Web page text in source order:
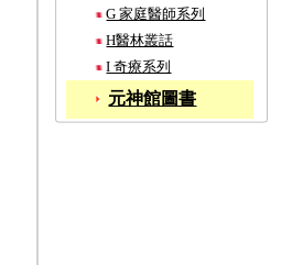
G 家庭醫師系列
H醫林叢話
I 奇療系列
元神館圖書